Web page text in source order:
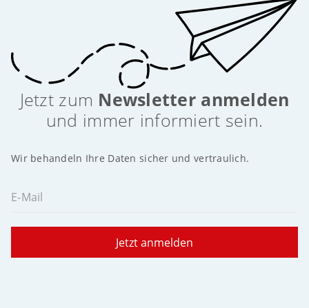
Jetzt zum Newsletter anmelden
und immer informiert sein.
Wir behandeln Ihre Daten sicher und vertraulich.
E-Mail
Jetzt anmelden